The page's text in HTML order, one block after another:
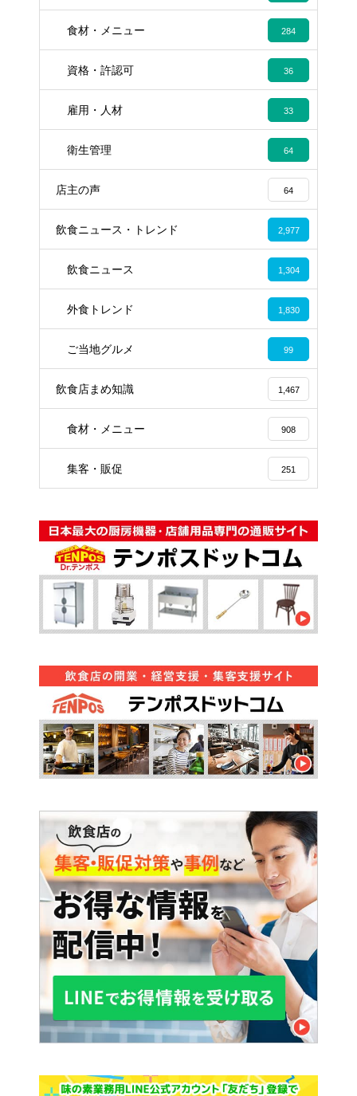
食材・メニュー 284
資格・許認可 36
雇用・人材 33
衛生管理 64
店主の声 64
飲食ニュース・トレンド 2,977
飲食ニュース 1,304
外食トレンド 1,830
ご当地グルメ 99
飲食店まめ知識 1,467
食材・メニュー 908
集客・販促 251